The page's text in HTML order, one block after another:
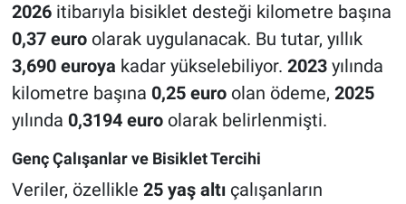
2026itibarıyla bisiklet desteği kilometre başına
0,37 euroolarak uygulanacak. Bu tutar, yıllık
3,690 euroya kadar yükselebiliyor. 2023yılında
kilometre başına 0,25 euroolan ödeme, 2025
yılında 0,3194 euroolarak belirlenmişti.
Genç Çalışanlar ve Bisiklet Tercihi
Veriler, özellikle 25 yaş altıçalışanların